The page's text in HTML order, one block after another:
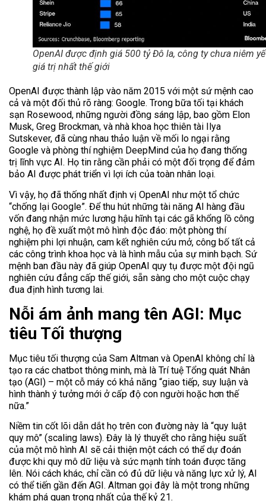
OpenAI được định giá 500 tỷ Đô la, công ty chưa niêm
giá trị nhất thế giới
OpenAI được thành lập vào năm 2015 với một sứ mệnh cao
cả và một đối thủ rõ ràng: Google. Trong bữa tối tại khách
sạn Rosewood, những người đồng sáng lập, bao gồm Elon
Musk, Greg Brockman, và nhà khoa học thiên tài Ilya
Sutskever, đã cùng nhau thảo luận về mối lo ngại rằng
Google và phòng thí nghiệm DeepMind của họ đang thống
trị lĩnh vực AI. Họ tin rằng cần phải có một đối trọng để đảm
bảo AI được phát triển vì lợi ích của toàn nhân loại.
Vì vậy, họ đã thống nhất định vị OpenAI như một tổ chức
“chống lại Google”. Để thu hút những tài năng AI hàng đầu
vốn đang nhận mức lương hậu hĩnh tại các gã khổng lồ công
nghệ, họ đề xuất một mô hình độc đáo: một phòng thí
nghiệm phi lợi nhuận, cam kết nghiên cứu mở, công bố tất cả
các công trình khoa học và là hình mẫu của sự minh bạch. Sứ
mệnh ban đầu này đã giúp OpenAI quy tụ được một đội ngũ
nghiên cứu đẳng cấp thế giới, sẵn sàng cho một cuộc chạy
đua định hình tương lai.
Nỗi ám ảnh mang tên AGI: Mục
tiêu Tối thượng
Mục tiêu tối thượng của Sam Altman và OpenAI không chỉ là
tạo ra các chatbot thông minh, mà là Trí tuệ Tổng quát Nhân
tạo (AGI) – một cỗ máy có khả năng “giao tiếp, suy luận và
hình thành ý tưởng mới ở cấp độ con người hoặc hơn thế
nữa.”
Niềm tin cốt lõi dẫn dắt họ trên con đường này là “quy luật
quy mô” (scaling laws). Đây là lý thuyết cho rằng hiệu suất
của một mô hình AI sẽ cải thiện một cách có thể dự đoán
được khi quy mô dữ liệu và sức mạnh tính toán được tăng
lên. Nói cách khác, chỉ cần có đủ dữ liệu và năng lực xử lý, AI
có thể tiến gần đến AGI. Altman gọi đây là một trong những
khám phá quan trọng nhất của thế kỷ 21.